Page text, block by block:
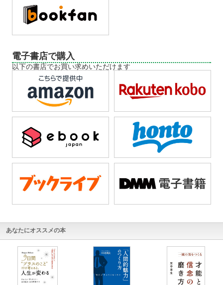
電子書店で購入
以下の書店でお買い求めいただけます
あなたにオススメの本